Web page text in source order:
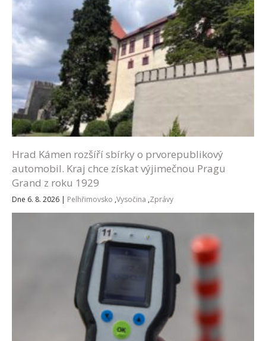
Hrad Kámen rozšíří sbírky o prvorepublikový
automobil. Kraj chce získat výjimečnou Pragu
Grand z roku 1929
Dne 6. 8. 2026 | Pelhřimovsko ,Vysočina ,Zprávy